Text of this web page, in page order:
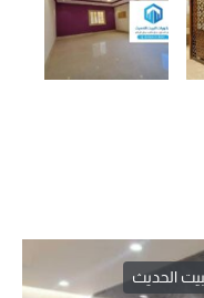
الحديث